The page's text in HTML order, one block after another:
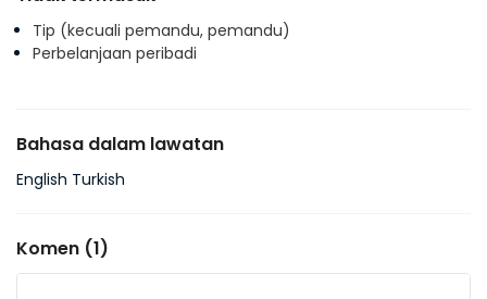
Tip (kecuali pemandu, pemandu)
Perbelanjaan peribadi
Bahasa dalam lawatan
English Turkish
Komen (1)